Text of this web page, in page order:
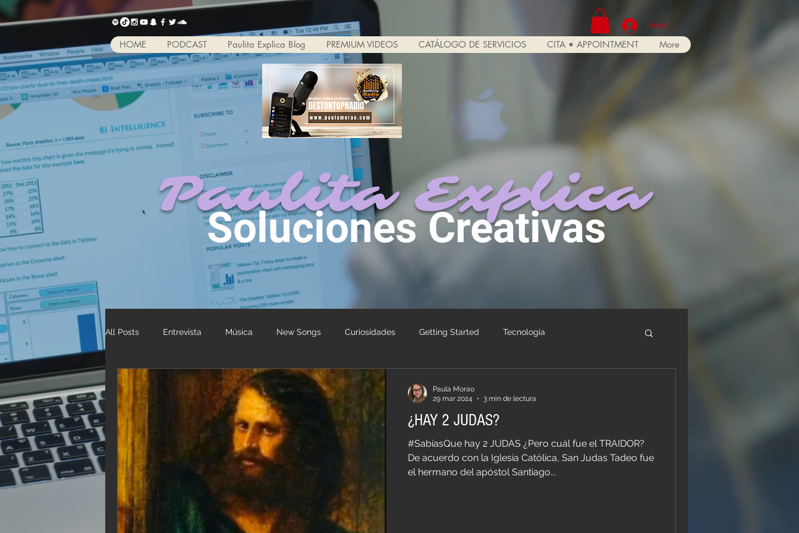
HOME PODCAST Paulita Explica Blog PREMIUM VIDEOS CATÁLOGO DE SERVICIOS CITA • APPOINTMENT More
Iniciar sesión
Paulita Explica
Soluciones Creativas
All Posts Entrevista Música New Songs Curiosidades Getting Started Tecnologia
Your Community Titulares Informativos Andrea Grosso
BFamousNow ¿HAY 2 JUDAS?
#SabíasQue hay 2 JUDAS ¿Pero cuál fue el TRAIDOR?
De acuerdo con la Iglesia Católica, San Judas Tadeo fue
el hermano del apóstol Santiago...
Paula Morao
29 mar 2024
3 min de lectura